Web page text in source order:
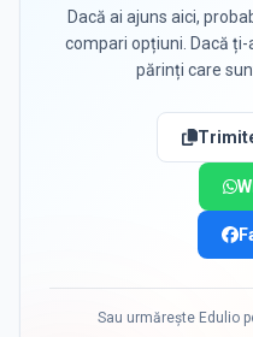
Dacă ai ajuns aici,
compari opțiuni. Dacă
părinți care
Sau urmărește Edulio